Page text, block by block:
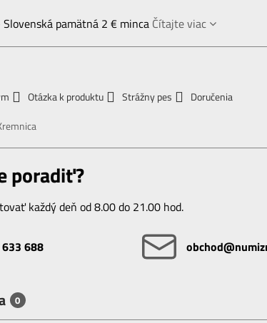
pamätná 2 € minca Čítajte viac
Otázka k produktu Strážny pes
Doručenia
poradiť?
každý deň od 8.00 do 21.00 hod.
688
0